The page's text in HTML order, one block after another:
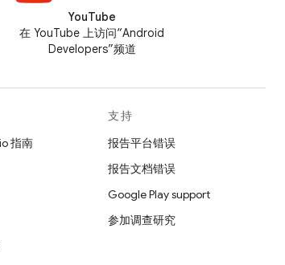
YouTube
在 YouTube 上访问“Android
Developers”频道
指南
支持
报告平台错误
报告文档错误
Google Play support
参加调查研究